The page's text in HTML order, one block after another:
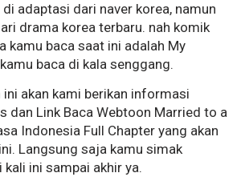
adaptasi dari naver korea, namun
drama korea terbaru. nah komik
kamu baca saat ini adalah My
baca di kala senggang.
ini akan kami berikan informasi
dan Link Baca Webtoon Married to a
Indonesia Full Chapter yang akan
Langsung saja kamu simak
kali ini sampai akhir ya.